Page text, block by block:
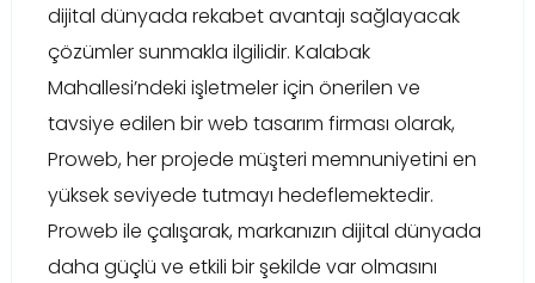
dijital dünyada rekabet avantajı sağlayacak
çözümler sunmakla ilgilidir. Kalabak
Mahallesi’ndeki işletmeler için önerilen ve
tavsiye edilen bir web tasarım firması olarak,
Proweb, her projede müşteri memnuniyetini en
yüksek seviyede tutmayı hedeflemektedir.
Proweb ile çalışarak, markanızın dijital dünyada
daha güçlü ve etkili bir şekilde var olmasını